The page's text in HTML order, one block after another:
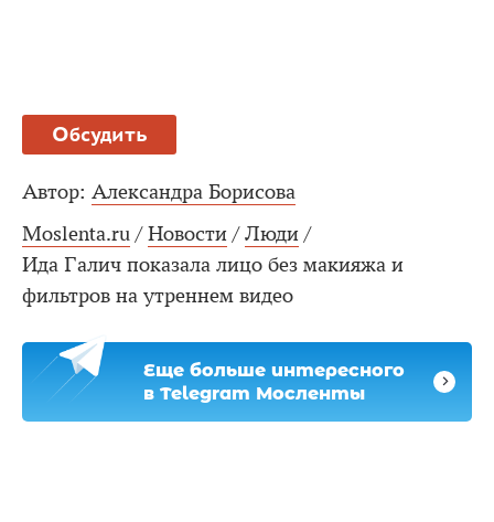
Обсудить
Автор: Александра Борисова
Moslenta.ru / Новости / Люди /
Ида Галич показала лицо без макияжа и
фильтров на утреннем видео
Еще больше интересного
в Telegram Мосленты